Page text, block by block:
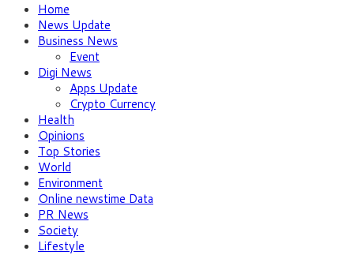
Home
News Update
Business News
Event
Digi News
Apps Update
Crypto Currency
Health
Opinions
Top Stories
World
Environment
Online newstime Data
PR News
Society
Lifestyle